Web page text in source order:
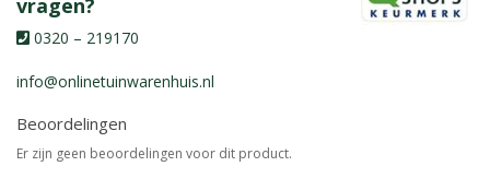
vragen?
0320 – 219170
info@onlinetuinwarenhuis.nl
Beoordelingen
Er zijn geen beoordelingen voor dit product.